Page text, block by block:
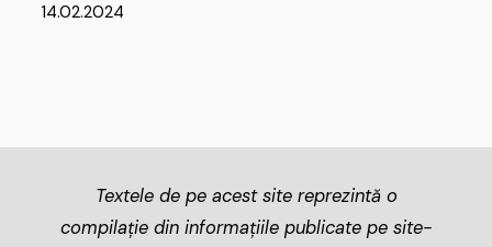
14.02.2024
Textele de pe acest site reprezintă o
compilație din informațiile publicate pe site-